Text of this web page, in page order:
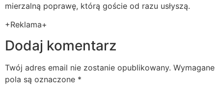
mierzalną poprawę, którą goście od razu usłyszą.
+Reklama+
Dodaj komentarz
Twój adres email nie zostanie opublikowany. Wymagane
pola są oznaczone *